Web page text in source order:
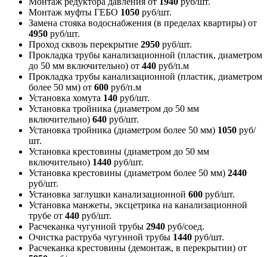
Монтаж муфты ГЕБО 1050 руб/шт.
Замена стояка водоснабжения (в пределах квартиры) от
4950 руб/шт.
Проход сквозь перекрытие 2950 руб/шт.
Прокладка трубы канализационной (пластик, диаметром
до 50 мм включительно) от 440 руб/п.м
Прокладка трубы канализационной (пластик, диаметром
более 50 мм) от 600 руб/п.м
Установка хомута 140 руб/шт.
Установка тройника (диаметром до 50 мм
включительно) 640 руб/шт.
Установка тройника (диаметром более 50 мм) 1050 руб/
шт.
Установка крестовины (диаметром до 50 мм
включительно) 1440 руб/шт.
Установка крестовины (диаметром более 50 мм) 2440
руб/шт.
Установка заглушки канализационной 600 руб/шт.
Установка манжеты, эксцетрика на канализационной
трубе от 440 руб/шт.
Расчеканка чугунной трубы 2940 руб/соед.
Очистка раструба чугунной трубы 1440 руб/шт.
Расчеканка крестовины (демонтаж, в перекрытии) от